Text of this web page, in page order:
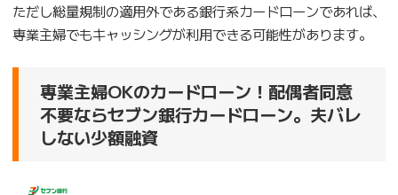
ただし総量規制の適用外である銀行系カードローンであれば、
専業主婦でもキャッシングが利用できる可能性があります。
専業主婦OKのカードローン！配偶者同意
不要ならセブン銀行カードローン。夫バレ
しない少額融資